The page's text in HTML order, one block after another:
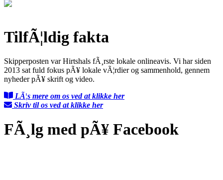
TilfÃ¦ldig fakta
Skipperposten var Hirtshals fÃ¸rste lokale onlineavis. Vi har siden
2013 sat fuld fokus pÃ¥ lokale vÃ¦rdier og sammenhold, gennem
nyheder pÃ¥ skrift og video.
LÃ¦s mere om os ved at klikke her
Skriv til os ved at klikke her
FÃ¸lg med pÃ¥ Facebook